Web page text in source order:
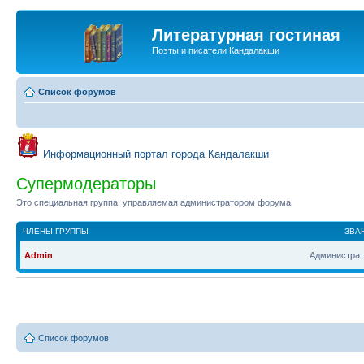
Литературная гостиная
Поэты и писатели Кандалакши
Список форумов
Информационный портал города Кандалакши
Супермодераторы
Это специальная группа, управляемая администратором форума.
ЧЛЕНЫ ГРУППЫ
Admin
Список форумов